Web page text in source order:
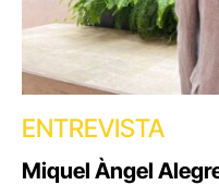
ENTREVISTA
Miquel Àngel